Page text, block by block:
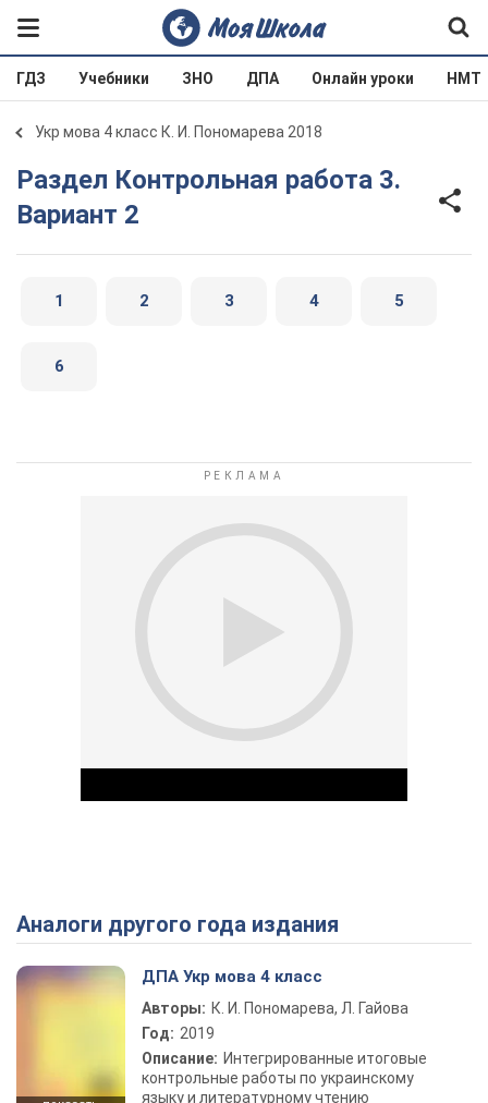
ГДЗ Учебники ЗНО ДПА Онлайн уроки НМТ
Укр мова 4 класс К. И. Пономарева 2018
Раздел Контрольная работа 3.
Вариант 2
1 2 3 4 5
6
Play Video
Аналоги другого года издания
ДПА Укр мова 4 класс
Авторы: К. И. Пономарева, Л. Гайова
Год: 2019
Описание: Интегрированные итоговые
контрольные работы по украинскому
языку и литературному чтению